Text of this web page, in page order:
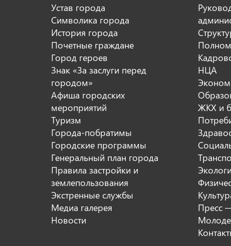
Устав города
Символика города
История города
Почетные граждане
Город героев
Знак «За заслуги перед
городом»
Афиша городских
мероприятий
Туризм
Города-побратимы
Городские программы
Генеральный план города
Правила застройки и
землепользования
Экстренные службы
Медиа галерея
Новости
НЦА
ЖКХ и
Пресс